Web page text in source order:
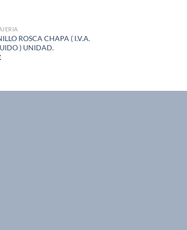
ROSCA CHAPA ( I.V.A.
) UNIDAD.